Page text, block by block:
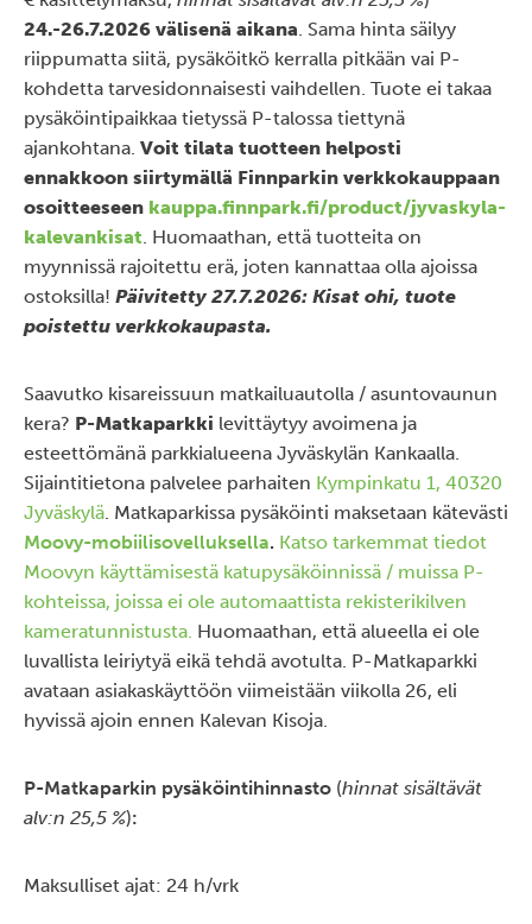
24.-26.7.2026 välisenä aikana. Sama hinta säilyy
riippumatta siitä, pysäköitkö kerralla pitkään vai P-
kohdetta tarvesidonnaisesti vaihdellen. Tuote ei takaa
pysäköintipaikkaa tietyssä P-talossa tiettynä
ajankohtana. Voit tilata tuotteen helposti
ennakkoon siirtymällä Finnparkin verkkokauppaan
osoitteeseen kauppa.finnpark.fi/product/jyvaskyla-
kalevankisat. Huomaathan, että tuotteita on
myynnissä rajoitettu erä, joten kannattaa olla ajoissa
ostoksilla! Päivitetty 27.7.2026: Kisat ohi, tuote
poistettu verkkokaupasta.
Saavutko kisareissuun matkailuautolla / asuntovaunun
kera? P-Matkaparkki levittäytyy avoimena ja
esteettömänä parkkialueena Jyväskylän Kankaalla.
Sijaintitietona palvelee parhaiten Kympinkatu 1, 40320
Jyväskylä. Matkaparkissa pysäköinti maksetaan kätevästi
Moovy-mobiilisovelluksella. Katso tarkemmat tiedot
Moovyn käyttämisestä katupysäköinnissä / muissa P-
kohteissa, joissa ei ole automaattista rekisterikilven
kameratunnistusta. Huomaathan, että alueella ei ole
luvallista leiriytyä eikä tehdä avotulta. P-Matkaparkki
avataan asiakaskäyttöön viimeistään viikolla 26, eli
hyvissä ajoin ennen Kalevan Kisoja.
P-Matkaparkin pysäköintihinnasto (hinnat sisältävät
alv:n 25,5 %):
Maksulliset ajat: 24 h/vrk